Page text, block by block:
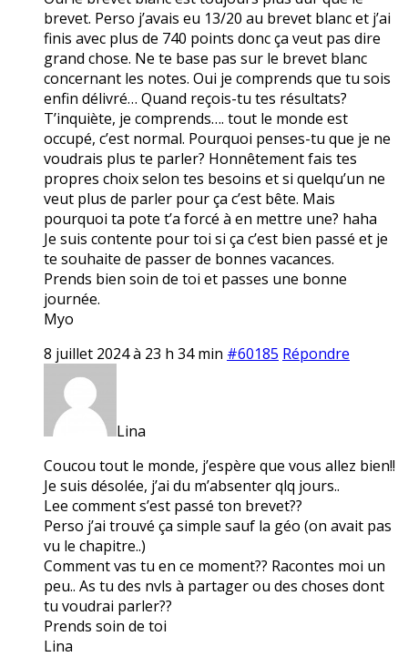
brevet. Perso j’avais eu 13/20 au brevet blanc et j’ai
finis avec plus de 740 points donc ça veut pas dire
grand chose. Ne te base pas sur le brevet blanc
concernant les notes. Oui je comprends que tu sois
enfin délivré… Quand reçois-tu tes résultats?
T’inquiète, je comprends…. tout le monde est
occupé, c’est normal. Pourquoi penses-tu que je ne
voudrais plus te parler? Honnêtement fais tes
propres choix selon tes besoins et si quelqu’un ne
veut plus de parler pour ça c’est bête. Mais
pourquoi ta pote t’a forcé à en mettre une? haha
Je suis contente pour toi si ça c’est bien passé et je
te souhaite de passer de bonnes vacances.
Prends bien soin de toi et passes une bonne
journée.
Myo
8 juillet 2024 à 23 h 34 min #60185 Répondre
Lina
Coucou tout le monde, j’espère que vous allez bien!!
Je suis désolée, j’ai du m’absenter qlq jours..
Lee comment s’est passé ton brevet??
Perso j’ai trouvé ça simple sauf la géo (on avait pas
vu le chapitre..)
Comment vas tu en ce moment?? Racontes moi un
peu.. As tu des nvls à partager ou des choses dont
tu voudrai parler??
Prends soin de toi
Lina